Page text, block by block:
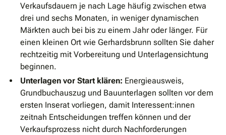
Verkaufsdauern je nach Lage häufig zwischen etwa
drei und sechs Monaten, in weniger dynamischen
Märkten auch bei bis zu einem Jahr oder länger. Für
einen kleinen Ort wie Gerhardsbrunn sollten Sie daher
rechtzeitig mit Vorbereitung und Unterlagensichtung
beginnen.
Unterlagen vor Start klären: Energieausweis,
Grundbuchauszug und Bauunterlagen sollten vor dem
ersten Inserat vorliegen, damit Interessent:innen
zeitnah Entscheidungen treffen können und der
Verkaufsprozess nicht durch Nachforderungen